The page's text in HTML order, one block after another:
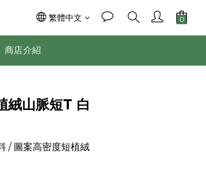
繁體中文
商店介紹
山脈短T 白
/ 圖案高密度短植絨